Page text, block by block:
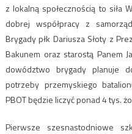
z lokalną społecznością to siła
dobrej współpracy z
Brygady płk Dariusza Słoty z
Bakunem oraz starostą Panem
dowództwo brygady planuje
potrzeby przemyskiego
PBOT będzie liczyć ponad 4 tys.
Pierwsze szesnastodniowe